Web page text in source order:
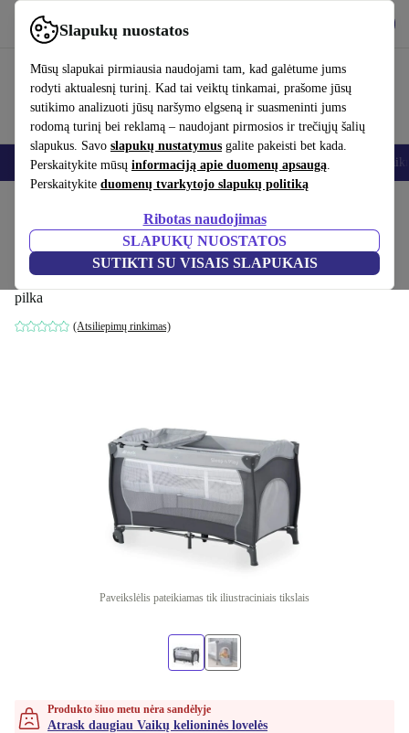
Slapukų nuostatos
Mūsų slapukai pirmiausia naudojami tam, kad galėtume jums
rodyti aktualesnį turinį. Kad tai veiktų tinkamai, prašome jūsų
sutikimo analizuoti jūsų naršymo elgseną ir suasmeninti jums
rodomą turinį bei reklamą – naudojant pirmosios ir trečiųjų šalių
slapukus. Savo slapukų nustatymus galite pakeisti bet kada.
Perskaitykite mūsų informaciją apie duomenų apsaugą.
Perskaitykite duomenų tvarkytojo slapukų politiką
Ribotas naudojimas
SLAPUKŲ NUOSTATOS
SUTIKTI SU VISAIS SLAPUKAIS
Naudok refurbed greitai ir paprastai
Išmanieji telefonai Nešiojamieji kompiuteriai Planšetės Išmanieji
Hauck miegas N Play kelioninė vaikiška
lovelė
pilka
(Atsiliepimų rinkimas)
Paveikslėlis pateikiamas tik iliustraciniais tikslais
Produkto šiuo metu nėra sandėlyje
Atrask daugiau Vaikų kelioninės lovelės